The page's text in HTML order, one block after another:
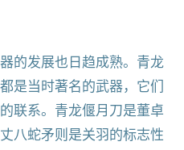
的发展也日趋成熟。青龙
是当时著名的武器，它们
联系。青龙偃月刀是董卓
八蛇矛则是关羽的标志性